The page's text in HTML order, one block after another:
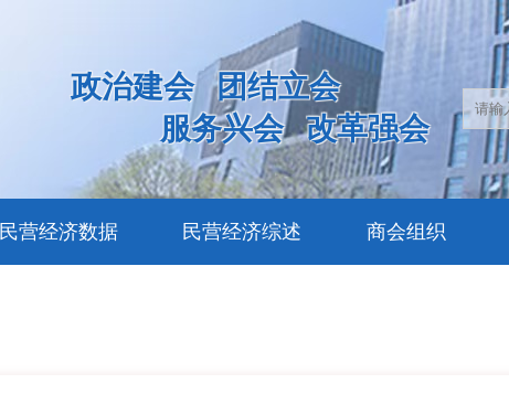
政治建会 团结立会
服务兴会 改革强会
民营经济数据 民营经济综述 商会组织